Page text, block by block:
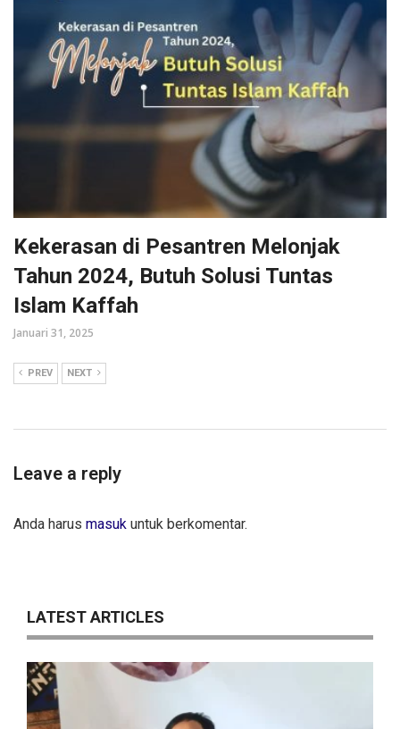
Kekerasan di Pesantren Melonjak
Tahun 2024, Butuh Solusi Tuntas
Islam Kaffah
Januari 31, 2025
PREV NEXT
Leave a reply
Anda harus masuk untuk berkomentar.
LATEST ARTICLES